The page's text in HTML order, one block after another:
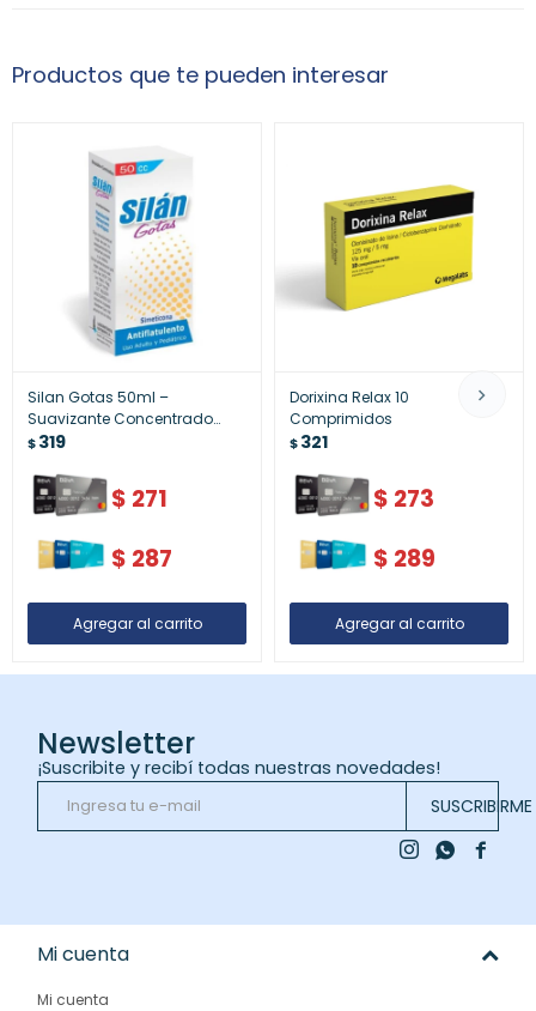
Productos que te pueden interesar
Silan Gotas 50ml –
Suavizante Concentrado
para Ropa
$319
$ 271
$ 287
Dorixina Relax 10
Comprimidos
$321
$ 273
$ 289
Newsletter
¡Suscribite y recibí todas nuestras novedades!
SUSCRIBIRME

 
Mi cuenta
Mi cuenta